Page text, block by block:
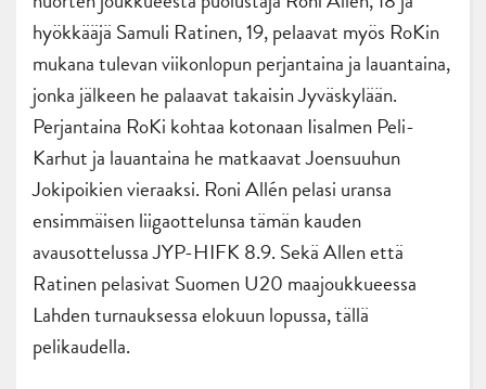
hyökkääjä Samuli Ratinen, 19, pelaavat myös RoKin
mukana tulevan viikonlopun perjantaina ja lauantaina,
jonka jälkeen he palaavat takaisin Jyväskylään.
Perjantaina RoKi kohtaa kotonaan Iisalmen Peli-
Karhut ja lauantaina he matkaavat Joensuuhun
Jokipoikien vieraaksi. Roni Allén pelasi uransa
ensimmäisen liigaottelunsa tämän kauden
avausottelussa JYP-HIFK 8.9. Sekä Allen että
Ratinen pelasivat Suomen U20 maajoukkueessa
Lahden turnauksessa elokuun lopussa, tällä
pelikaudella.